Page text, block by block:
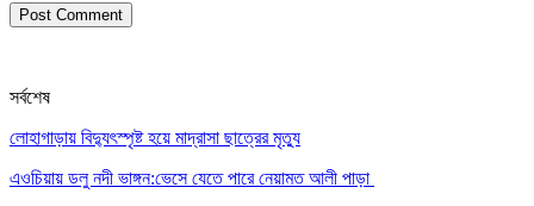
সর্বশেষ
লোহাগাড়ায় বিদ্যুৎস্পৃষ্ট হয়ে মাদ্রাসা ছাত্রের মৃত্যু
এওচিয়ায় ডলু নদী ভাঙ্গন:ভেসে যেতে পারে নেয়ামত আলী পাড়া